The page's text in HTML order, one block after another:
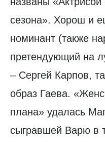
сезона». Хорош и
номинант (также
претендующий на
– Сергей Карпов,
образ Гаева.
плана» удалась
сыгравшей Варю в